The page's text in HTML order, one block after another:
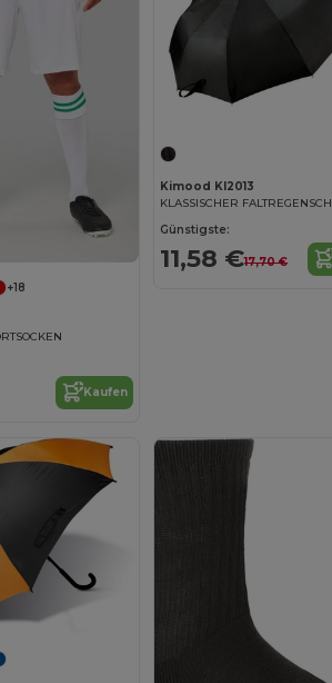
+18
Kaufen
Kimood KI2013
Günstigste:
11,58 €17,70 €